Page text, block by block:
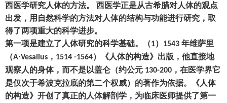
西医学研究人体的方法。
西医学正是从古希腊对人体的观点
出发 ， 用自然科学的方法对人体的结构与功能进行研究 ， 取
得了两项重大的科学进步。
第一项是建立了人体研究的科学基础。
（1） 1543 年维萨里
（A·Vesalius ， 1514 -1564） 《人体的构造》出版 ， 他直接地
观察人的身体， 而不是以盖仑 （约公元 130-200 ， 在医学界它
是仅次于希波克拉底的第二个权威） 的著作为依据。《人体
的构造》开创了真正的人体解剖学 ， 为临床医师提供了第一